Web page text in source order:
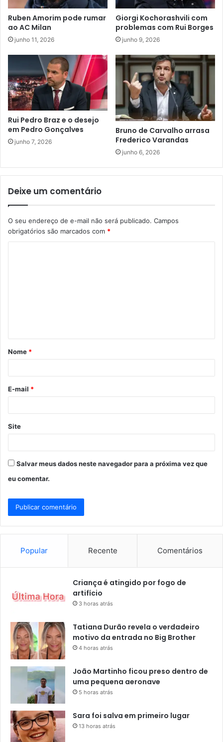
Ruben Amorim pode rumar
ao AC Milan
junho 11, 2026
Giorgi Kochorashvili com
problemas com Rui Borges
junho 9, 2026
Rui Pedro Braz e o desejo
em Pedro Gonçalves
junho 7, 2026
Bruno de Carvalho arrasa
Frederico Varandas
junho 6, 2026
Deixe um comentário
O seu endereço de e-mail não será publicado. Campos
obrigatórios são marcados com *
á
r
*
Nome *
E-mail *
Site
Salvar meus dados neste navegador para a próxima vez que
eu comentar.
Popular Recente Comentários
Criança é atingido por fogo de
artifício
3 horas atrás
Tatiana Durão revela o verdadeiro
motivo da entrada no Big Brother
4 horas atrás
João Martinho ficou preso dentro de
uma pequena aeronave
5 horas atrás
Sara foi salva em primeiro lugar
13 horas atrás